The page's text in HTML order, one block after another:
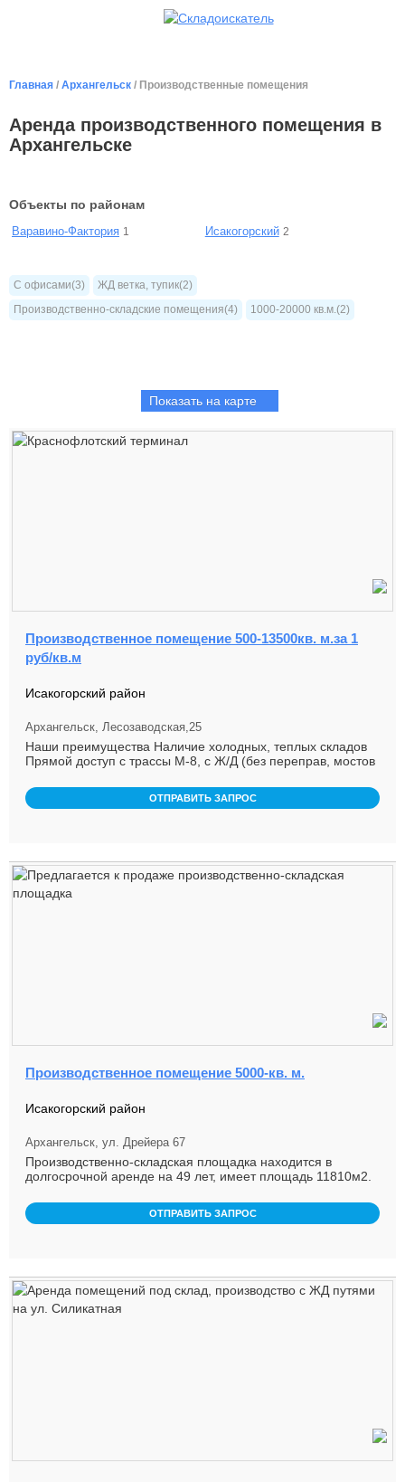
Главная / Архангельск / Производственные помещения
Аренда производственного помещения в
Архангельске
Объекты по районам
Варавино-Фактория 1 Исакогорский 2
С офисами(3)
ЖД ветка, тупик(2)
Производственно-складские помещения(4)
1000-20000 кв.м.(2)
Показать на карте
Производственное помещение 500-13500кв. м.за 1
руб/кв.м
Исакогорский район
Архангельск, Лесозаводская,25
Наши преимущества Наличие холодных, теплых складов
Прямой доступ с трассы М-8, с Ж/Д (без переправ, мостов
ОТПРАВИТЬ ЗАПРОС
Производственное помещение 5000-кв. м.
Исакогорский район
Архангельск, ул. Дрейера 67
Производственно-складская площадка находится в
долгосрочной аренде на 49 лет, имеет площадь 11810м2.
ОТПРАВИТЬ ЗАПРОС